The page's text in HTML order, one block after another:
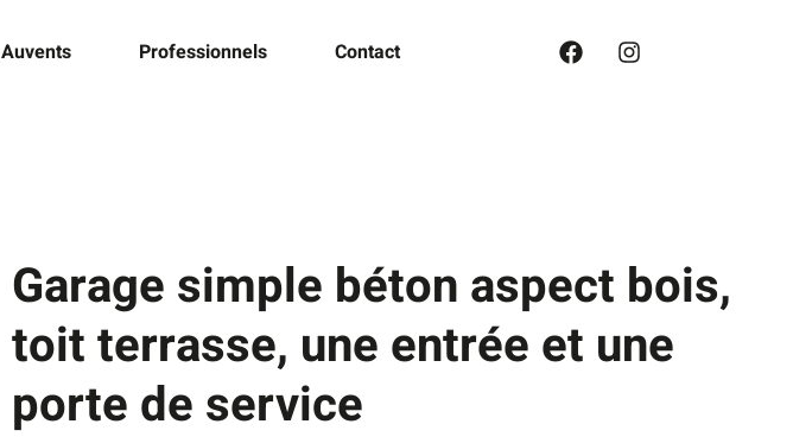
Auvents Professionnels Contact
Garage simple béton aspect bois,
toit terrasse, une entrée et une
porte de service